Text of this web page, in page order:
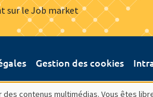
sur le Job market
Gestion des cookies
contenus multimédias. Vous êtes